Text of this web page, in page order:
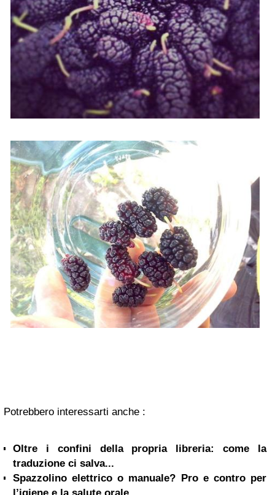
Potrebbero interessarti anche :
Oltre i confini della propria libreria: come la
traduzione ci salva...
Spazzolino elettrico o manuale? Pro e contro per
l’igiene e la salute orale